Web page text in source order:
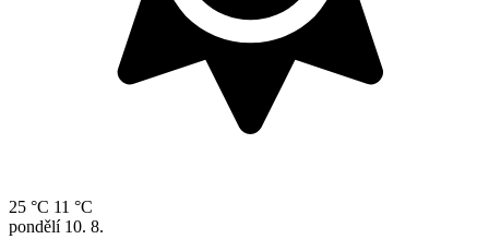
25 °C 11 °C
pondělí 10. 8.